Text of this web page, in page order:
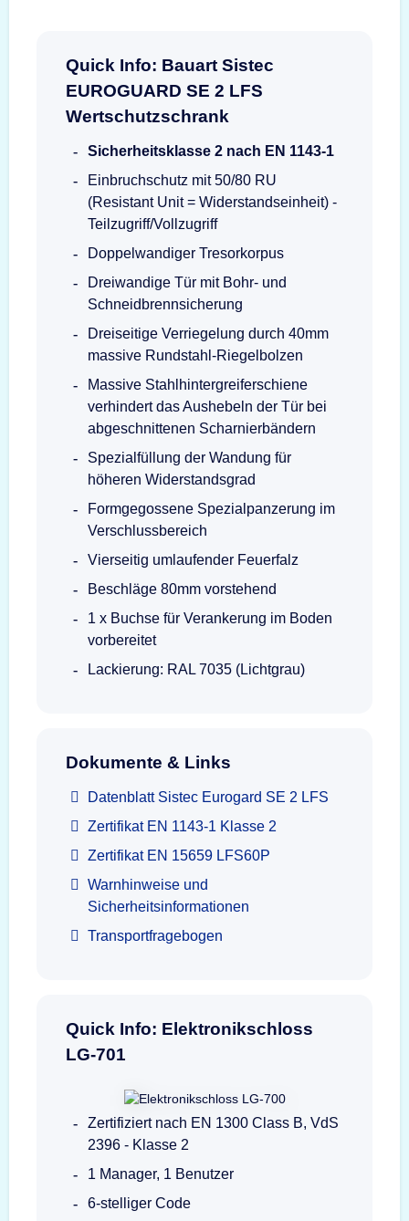
Quick Info: Bauart Sistec
EUROGUARD SE 2 LFS
Wertschutzschrank
Sicherheitsklasse 2 nach EN 1143-1
Einbruchschutz mit 50/80 RU
(Resistant Unit = Widerstandseinheit) -
Teilzugriff/Vollzugriff
Doppelwandiger Tresorkorpus
Dreiwandige Tür mit Bohr- und
Schneidbrennsicherung
Dreiseitige Verriegelung durch 40mm
massive Rundstahl-Riegelbolzen
Massive Stahlhintergreiferschiene
verhindert das Aushebeln der Tür bei
abgeschnittenen Scharnierbändern
Spezialfüllung der Wandung für
höheren Widerstandsgrad
Formgegossene Spezialpanzerung im
Verschlussbereich
Vierseitig umlaufender Feuerfalz
Beschläge 80mm vorstehend
1 x Buchse für Verankerung im Boden
vorbereitet
Lackierung: RAL 7035 (Lichtgrau)
Dokumente & Links
Datenblatt Sistec Eurogard SE 2 LFS
Zertifikat EN 1143-1 Klasse 2
Zertifikat EN 15659 LFS60P
Warnhinweise und
Sicherheitsinformationen
Transportfragebogen
Quick Info: Elektronikschloss
LG-701
Zertifiziert nach EN 1300 Class B, VdS
2396 - Klasse 2
1 Manager, 1 Benutzer
6-stelliger Code